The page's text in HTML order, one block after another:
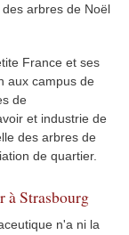
arbres de Noël
France et ses
aux campus de
de
et industrie de
des arbres de
de quartier.
à Strasbourg
n'a ni la